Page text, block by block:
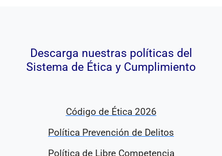
Descarga nuestras políticas del
Sistema de Ética y Cumplimiento
Código de Ética 2026
Política Prevención de Delitos
Política de Libre Competencia